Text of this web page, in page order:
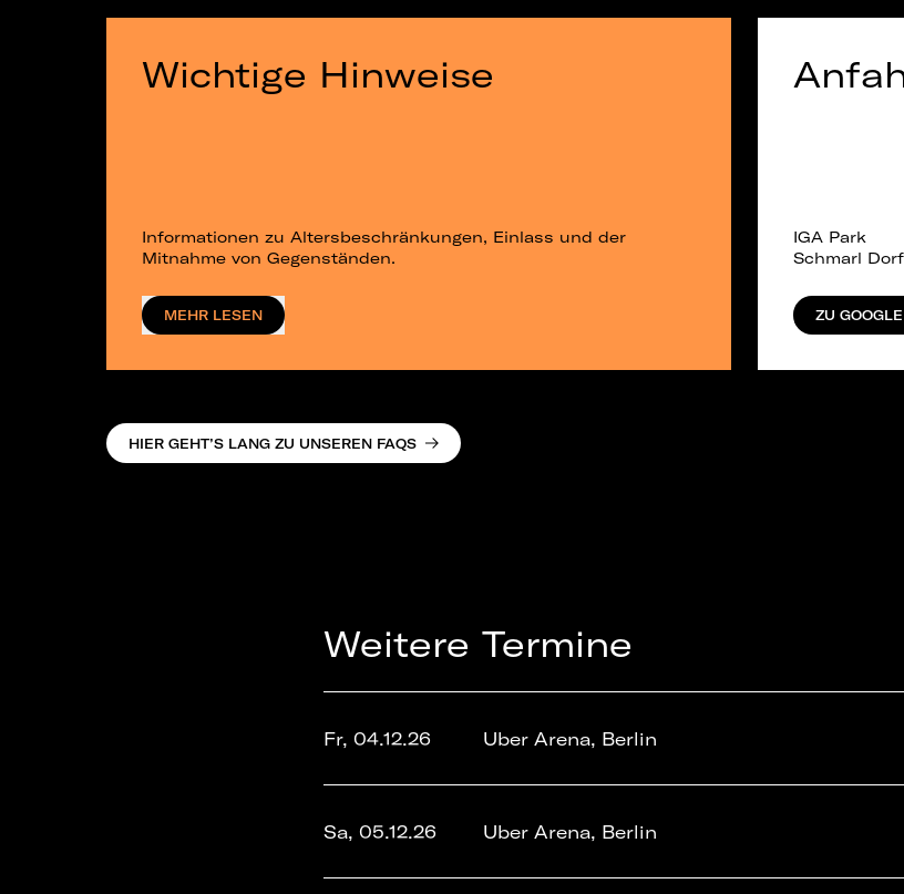
Wichtige Hinweise
Informationen zu Altersbeschränkungen, Einlass und der
Mitnahme von Gegenständen.
MEHR LESEN
IGA Park
Schmarl
ZU
HIER GEHT’S LANG ZU UNSEREN FAQS
Weitere Termine
Fr, 04.12.26 Uber Arena, Berlin
Sa, 05.12.26 Uber Arena, Berlin